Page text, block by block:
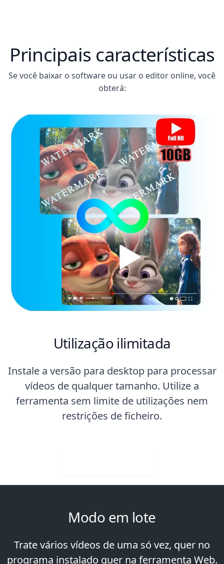
Principais características
Se você baixar o software ou usar o editor online, você
obterá:
Utilização ilimitada
Instale a versão para desktop para processar
vídeos de qualquer tamanho. Utilize a
ferramenta sem limite de utilizações nem
restrições de ficheiro.
Modo em lote
Trate vários vídeos de uma só vez, quer no
programa instalado quer na ferramenta Web.